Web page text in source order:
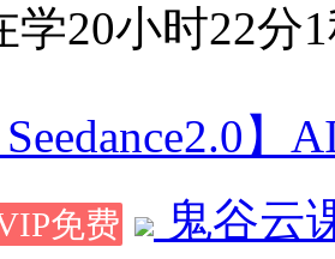
学20小时22分
Seedance2.0】
免费
鬼谷云